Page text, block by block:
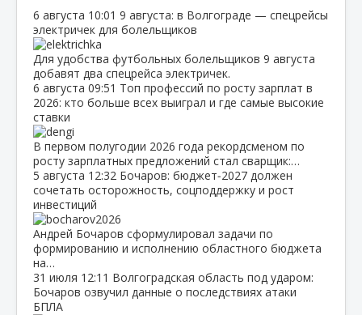
6 августа 10:01 9 августа: в Волгограде — спецрейсы
электричек для болельщиков
Для удобства футбольных болельщиков 9 августа
добавят два спецрейса электричек.
6 августа 09:51 Топ профессий по росту зарплат в
2026: кто больше всех выиграл и где самые высокие
ставки
В первом полугодии 2026 года рекордсменом по
росту зарплатных предложений стал сварщик:…
5 августа 12:32 Бочаров: бюджет‑2027 должен
сочетать осторожность, соцподдержку и рост
инвестиций
Андрей Бочаров сформулировал задачи по
формированию и исполнению областного бюджета
на…
31 июля 12:11 Волгоградская область под ударом:
Бочаров озвучил данные о последствиях атаки
БПЛА